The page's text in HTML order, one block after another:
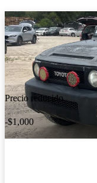
Precio reducido
-$1,000